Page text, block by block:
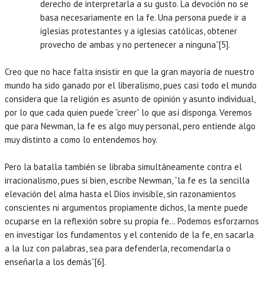
derecho de interpretarla a su gusto. La devoción no se
basa necesariamente en la fe. Una persona puede ir a
iglesias protestantes y a iglesias católicas, obtener
provecho de ambas y no pertenecer a ninguna”[5].
Creo que no hace falta insistir en que la gran mayoría de nuestro
mundo ha sido ganado por el liberalismo, pues casi todo el mundo
considera que la religión es asunto de opinión y asunto individual,
por lo que cada quien puede “creer” lo que así disponga. Veremos
que para Newman, la fe es algo muy personal, pero entiende algo
muy distinto a como lo entendemos hoy.
Pero la batalla también se libraba simultáneamente contra el
irracionalismo, pues si bien, escribe Newman, “la fe es la sencilla
elevación del alma hasta el Dios invisible, sin razonamientos
conscientes ni argumentos propiamente dichos, la mente puede
ocuparse en la reflexión sobre su propia fe… Podemos esforzarnos
en investigar los fundamentos y el contenido de la fe, en sacarla
a la luz con palabras, sea para defenderla, recomendarla o
enseñarla a los demás”[6].